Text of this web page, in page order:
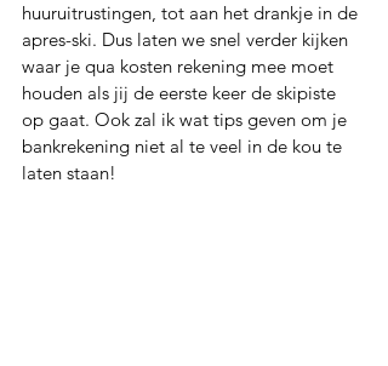
huuruitrustingen, tot aan het drankje in de
apres-ski. Dus laten we snel verder kijken
waar je qua kosten rekening mee moet
houden als jij de eerste keer de skipiste
op gaat. Ook zal ik wat tips geven om je
bankrekening niet al te veel in de kou te
laten staan!